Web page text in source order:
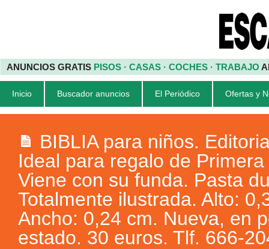
ANUNCIOS GRATIS PISOS · CASAS · COCHES · TRABAJO
Inicio Buscador anuncios El Periódico Ofertas y
BIBLIA para niños.
Ideal para regalo de
Viene con su funda. Pasta
Totalmente ilustrada. Alto:
Ancho: 0,24 cm. Nueva, en
estado. 30 euros. Tlf. 666-